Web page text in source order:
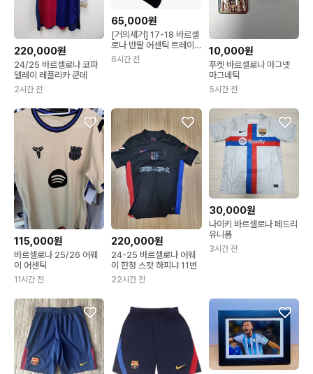
220,000원
24/25 바르셀로나 코파
델레이 레플리카 쿤데
2시간 전
65,000원
[거의새거] 17-18 바르셀
로나 반팔 어센틱 트레이
닝탑 판매합니다
6시간 전
10,000원
푸켓 바르셀로나 마그넷
마그네틱
5시간 전
115,000원
바르셀로나 25/26 어웨
이 어센틱
11시간 전
220,000원
24-25 바르셀로나 어웨
이 한정 스캇 하피냐 11번
22시간 전
30,000원
나이키 바르셀로나 페드리
유니폼
3시간 전